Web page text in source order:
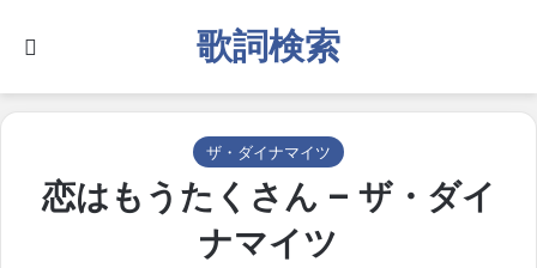
歌詞検索
ザ・ダイナマイツ
恋はもうたくさん – ザ・ダイ
ナマイツ